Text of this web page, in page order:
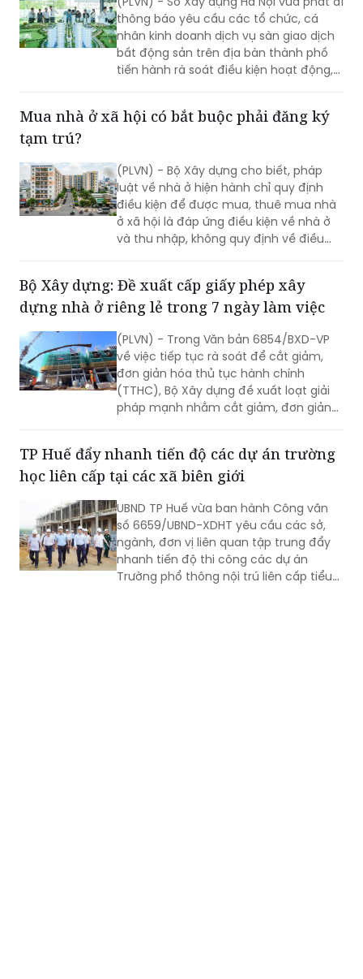
thông báo yêu cầu các tổ chức, cá
nhân kinh doanh dịch vụ sàn giao dịch
bất động sản trên địa bàn thành phố
tiến hành rà soát điều kiện hoạt động,
Mua nhà ở xã hội có bắt buộc phải đăng ký
tạm trú?
(PLVN) - Bộ Xây dựng cho biết, pháp
luật về nhà ở hiện hành chỉ quy định
điều kiện để được mua, thuê mua nhà
ở xã hội là đáp ứng điều kiện về nhà ở
và thu nhập, không quy định về điều
Bộ Xây dựng: Đề xuất cấp giấy phép xây
dựng nhà ở riêng lẻ trong 7 ngày làm việc
(PLVN) - Trong Văn bản 6854/BXD-VP
về việc tiếp tục rà soát để cắt giảm,
đơn giản hóa thủ tục hành chính
(TTHC), Bộ Xây dựng đề xuất loạt giải
pháp mạnh nhằm cắt giảm, đơn giản
án đến khi khởi công xây dựng, mỗi
công trình, dự án chỉ phải thực hiện 1
TP Huế đẩy nhanh tiến độ các dự án trường
học liên cấp tại các xã biên giới
UBND TP Huế vừa ban hành Công văn
số 6659/UBND-XDHT yêu cầu các sở,
ngành, đơn vị liên quan tập trung đẩy
nhanh tiến độ thi công các dự án
Trường phổ thông nội trú liên cấp tiểu